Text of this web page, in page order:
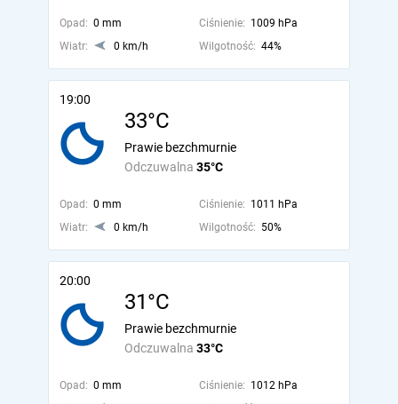
Opad: 0 mm Ciśnienie: 1009 hPa
Wiatr:
0 km/h Wilgotność: 44%
19:00
33°C
Odczuwalna 35°C
Prawie bezchmurnie
Opad: 0 mm Ciśnienie: 1011 hPa
Wiatr:
0 km/h Wilgotność: 50%
20:00
31°C
Odczuwalna 33°C
Prawie bezchmurnie
Opad: 0 mm Ciśnienie: 1012 hPa